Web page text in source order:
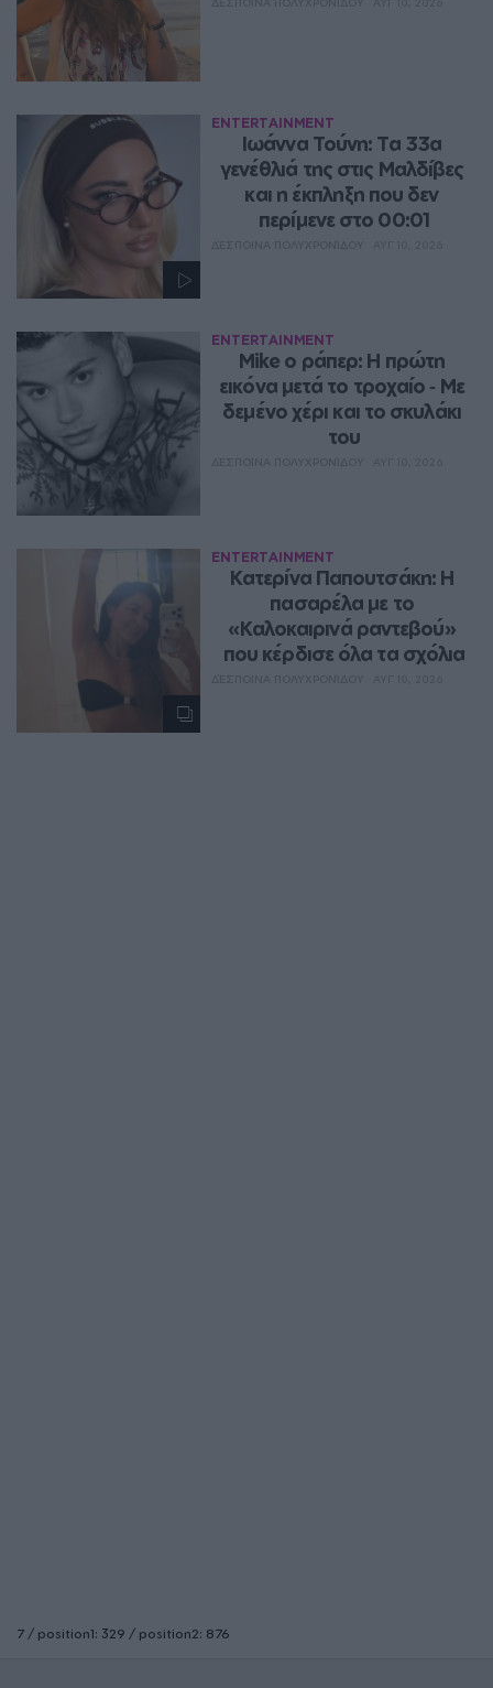
ENTERTAINMENT
Ιωάννα Τούνη: Τα 33α
γενέθλιά της στις Μαλδίβες
και η έκπληξη που δεν
περίμενε στο 00:01
ENTERTAINMENT
Mike ο ράπερ: Η πρώτη
εικόνα μετά το τροχαίο ‑ Με
δεμένο χέρι και το σκυλάκι
του
ENTERTAINMENT
Κατερίνα Παπουτσάκη: Η
πασαρέλα με το
«Καλοκαιρινά ραντεβού»
που κέρδισε όλα τα σχόλια
7 / position1: 329 / position2: 876